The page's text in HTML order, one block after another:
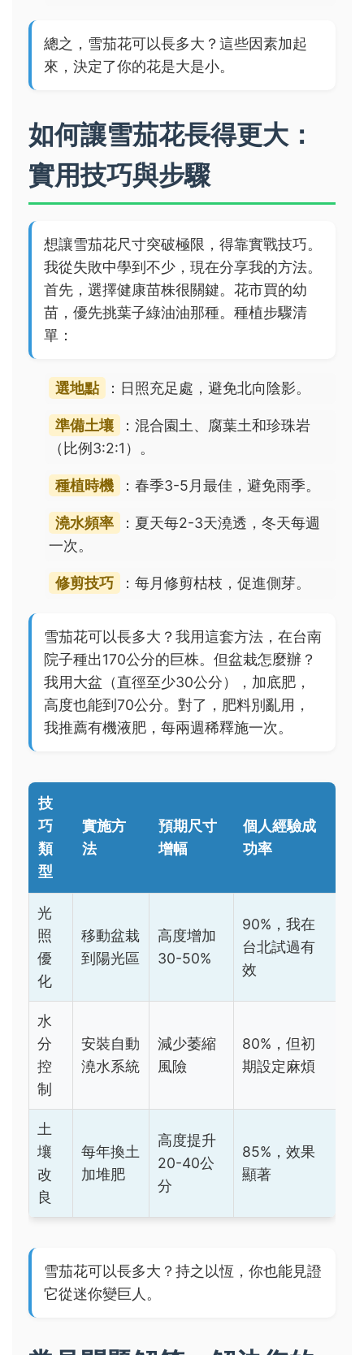
總之，雪茄花可以長多大？這些因素加起
來，決定了你的花是大是小。
如何讓雪茄花長得更大：
實用技巧與步驟
想讓雪茄花尺寸突破極限，得靠實戰技巧。
我從失敗中學到不少，現在分享我的方法。
首先，選擇健康苗株很關鍵。花市買的幼
苗，優先挑葉子綠油油那種。種植步驟清
單：
選地點 ：日照充足處，避免北向陰影。
準備土壤
：混合園土、腐葉土和珍珠岩
（比例3:2:1）。
種植時機 ：春季3-5月最佳，避免雨季。
澆水頻率
：夏天每2-3天澆透，冬天每週
一次。
修剪技巧 ：每月修剪枯枝，促進側芽。
雪茄花可以長多大？我用這套方法，在台南
院子種出170公分的巨株。但盆栽怎麼辦？
我用大盆（直徑至少30公分），加底肥，
高度也能到70公分。對了，肥料別亂用，
我推薦有機液肥，每兩週稀釋施一次。
技
巧
類
型
實施方
法
預期尺寸
增幅
個人經驗成
功率
光
照
優
化
移動盆栽
到陽光區
高度增加
30-50%
90%，我在
台北試過有
效
水
分
控
制
安裝自動
澆水系統
減少萎縮
風險
80%，但初
期設定麻煩
土
壤
改
良
每年換土
加堆肥
高度提升
20-40公
分
85%，效果
顯著
雪茄花可以長多大？持之以恆，你也能見證
它從迷你變巨人。